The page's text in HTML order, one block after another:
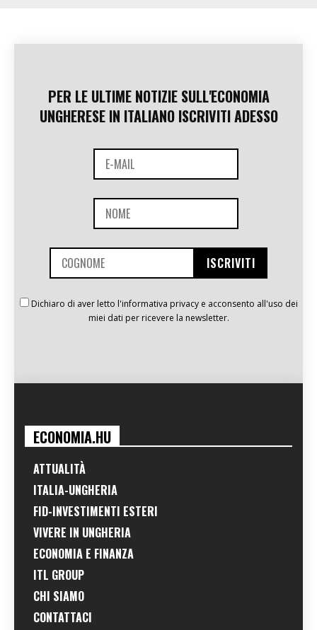
PER LE ULTIME NOTIZIE SULL'ECONOMIA
UNGHERESE IN ITALIANO ISCRIVITI ADESSO
Dichiaro di aver letto l'informativa privacy e acconsento all'uso dei
miei dati per ricevere la newsletter.
ECONOMIA.HU
ATTUALITÀ
ITALIA-UNGHERIA
FID-INVESTIMENTI ESTERI
VIVERE IN UNGHERIA
ECONOMIA E FINANZA
ITL GROUP
CHI SIAMO
CONTATTACI